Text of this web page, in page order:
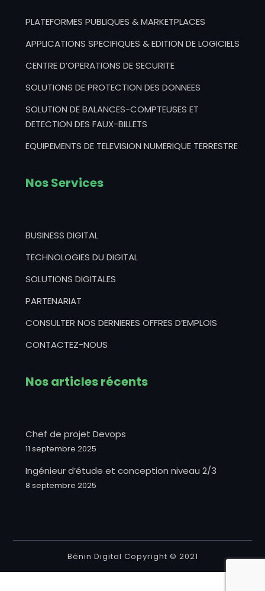
PLATEFORMES PUBLIQUES & MARKETPLACES
APPLICATIONS SPECIFIQUES & EDITION DE LOGICIELS
CENTRE D’OPERATIONS DE SECURITE
SOLUTIONS DE PROTECTION DES DONNEES
SOLUTION DE BALANCES-COMPTEUSES ET
DETECTION DES FAUX-BILLETS
EQUIPEMENTS DE TELEVISION NUMERIQUE TERRESTRE
Nos Services
BUSINESS DIGITAL
TECHNOLOGIES DU DIGITAL
SOLUTIONS DIGITALES
PARTENARIAT
CONSULTER NOS DERNIERES OFFRES D’EMPLOIS
CONTACTEZ-NOUS
Nos articles récents
Chef de projet Devops
11 septembre 2025
Ingénieur d’étude et conception niveau 2/3
8 septembre 2025
Bénin Digital Copyright © 2021